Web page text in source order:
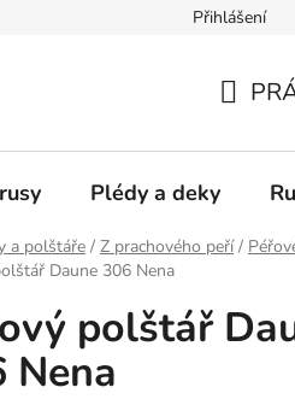
Přihlášení
KOŠÍK
Plédy a deky
a polštáře / Z prachového peří /
Daune 306 Nena
polštář
Nena